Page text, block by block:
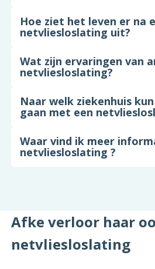
Hoe ziet het leven er na
netvliesloslating uit?
Wat zijn ervaringen van
netvliesloslating?
Naar welk ziekenhuis
gaan met een
Waar vind ik meer
netvliesloslating ?
Afke verloor haar
netvliesloslating